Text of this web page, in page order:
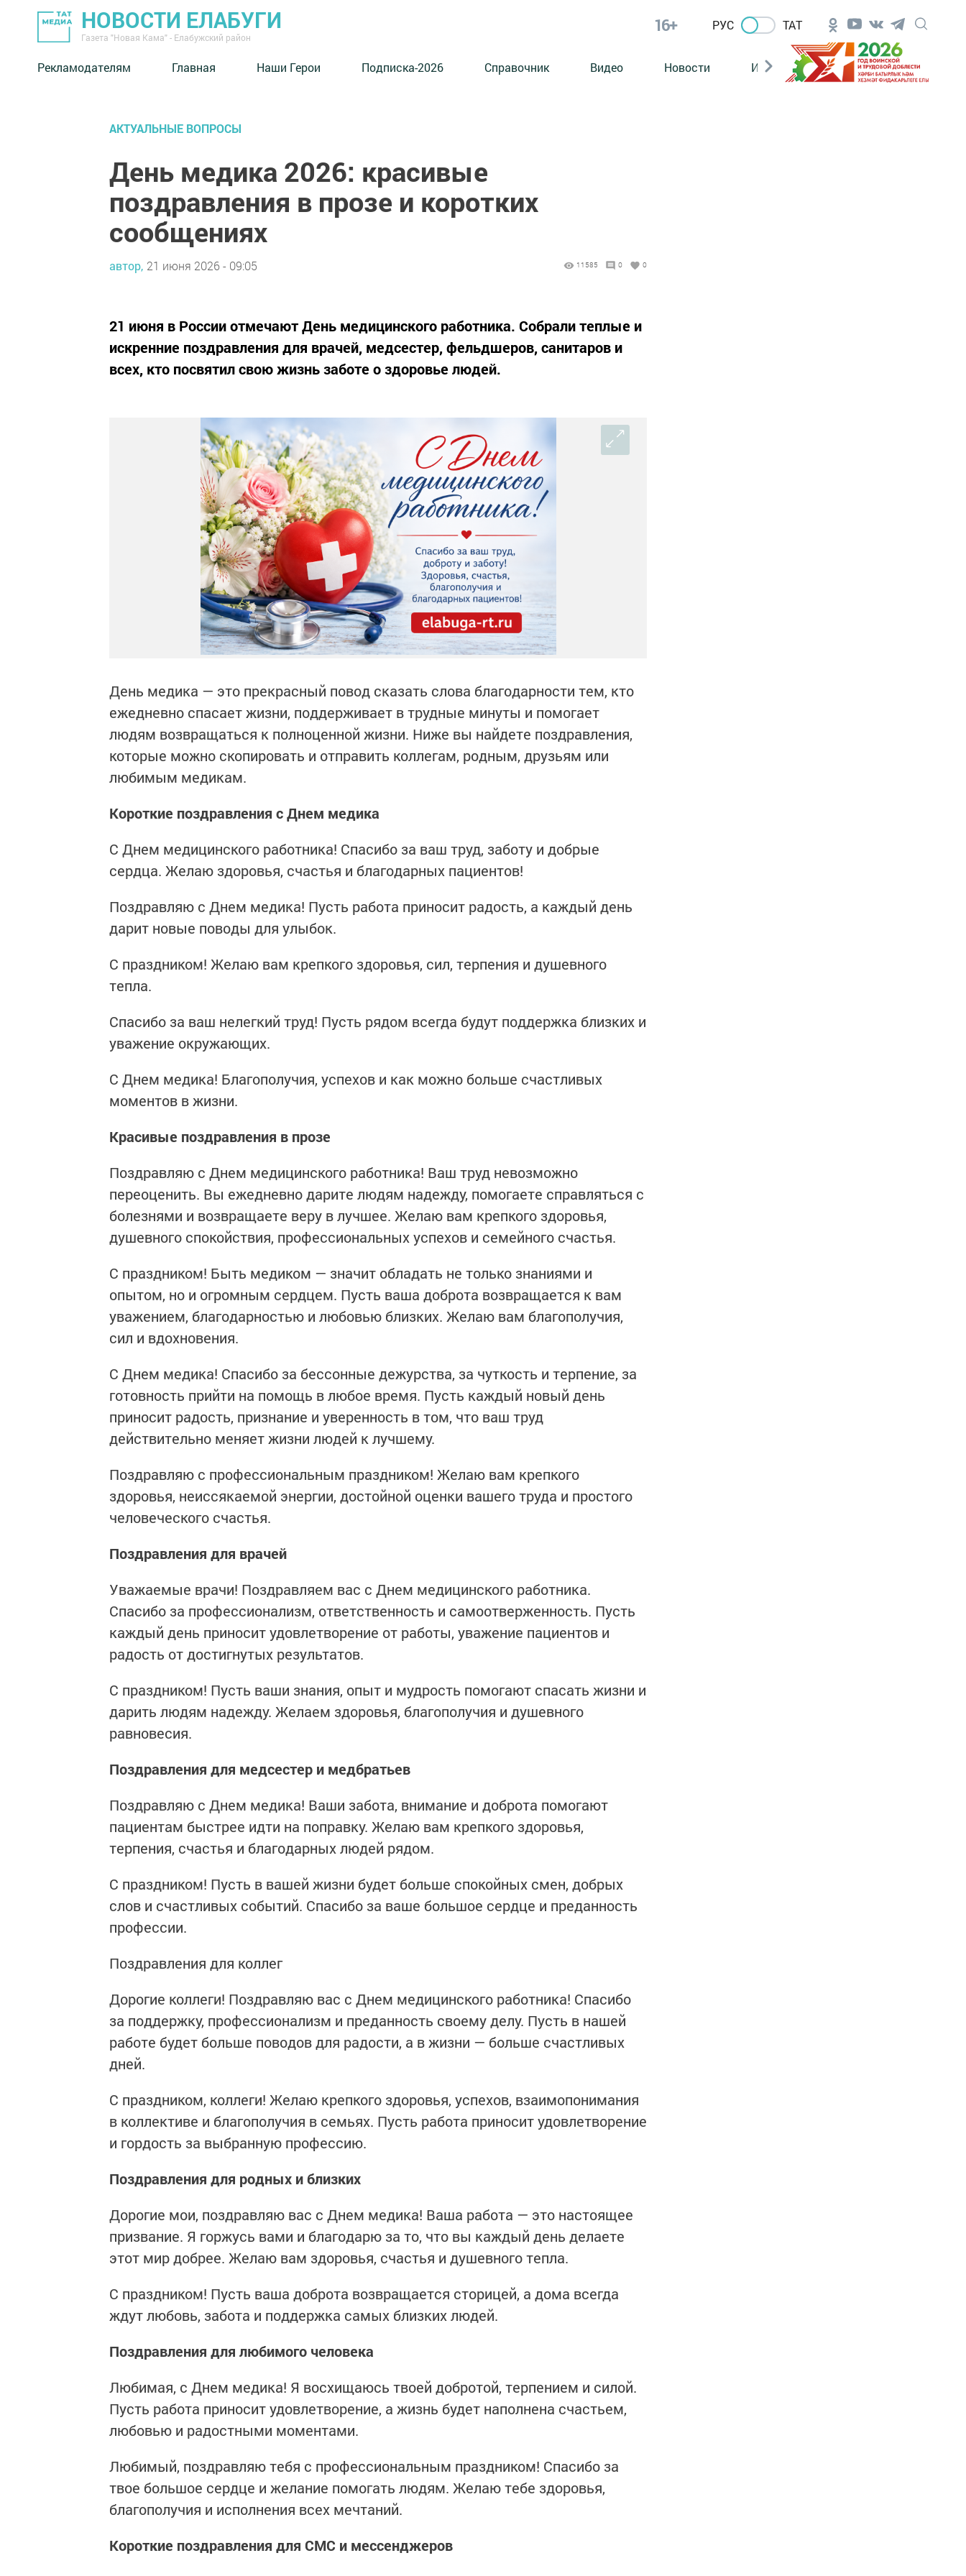
НОВОСТИ ЕЛАБУГИ
Газета "Новая Кама" - Елабужский район
16+ РУС ТАТ
Рекламодателям Главная Наши Герои Подписка-2026 Справочник Видео Новости Из зала суда
АКТУАЛЬНЫЕ ВОПРОСЫ
День медика 2026: красивые
поздравления в прозе и коротких
сообщениях
автор, 21 июня 2026 - 09:05 11585 0 0
21 июня в России отмечают День медицинского работника. Собрали теплые и
искренние поздравления для врачей, медсестер, фельдшеров, санитаров и
всех, кто посвятил свою жизнь заботе о здоровье людей.
День медика — это прекрасный повод сказать слова благодарности тем, кто
ежедневно спасает жизни, поддерживает в трудные минуты и помогает
людям возвращаться к полноценной жизни. Ниже вы найдете поздравления,
которые можно скопировать и отправить коллегам, родным, друзьям или
любимым медикам.
Короткие поздравления с Днем медика
С Днем медицинского работника! Спасибо за ваш труд, заботу и добрые
сердца. Желаю здоровья, счастья и благодарных пациентов!
Поздравляю с Днем медика! Пусть работа приносит радость, а каждый день
дарит новые поводы для улыбок.
С праздником! Желаю вам крепкого здоровья, сил, терпения и душевного
тепла.
Спасибо за ваш нелегкий труд! Пусть рядом всегда будут поддержка близких и
уважение окружающих.
С Днем медика! Благополучия, успехов и как можно больше счастливых
моментов в жизни.
Красивые поздравления в прозе
Поздравляю с Днем медицинского работника! Ваш труд невозможно
переоценить. Вы ежедневно дарите людям надежду, помогаете справляться с
болезнями и возвращаете веру в лучшее. Желаю вам крепкого здоровья,
душевного спокойствия, профессиональных успехов и семейного счастья.
С праздником! Быть медиком — значит обладать не только знаниями и
опытом, но и огромным сердцем. Пусть ваша доброта возвращается к вам
уважением, благодарностью и любовью близких. Желаю вам благополучия,
сил и вдохновения.
С Днем медика! Спасибо за бессонные дежурства, за чуткость и терпение, за
готовность прийти на помощь в любое время. Пусть каждый новый день
приносит радость, признание и уверенность в том, что ваш труд
действительно меняет жизни людей к лучшему.
Поздравляю с профессиональным праздником! Желаю вам крепкого
здоровья, неиссякаемой энергии, достойной оценки вашего труда и простого
человеческого счастья.
Поздравления для врачей
Уважаемые врачи! Поздравляем вас с Днем медицинского работника.
Спасибо за профессионализм, ответственность и самоотверженность. Пусть
каждый день приносит удовлетворение от работы, уважение пациентов и
радость от достигнутых результатов.
С праздником! Пусть ваши знания, опыт и мудрость помогают спасать жизни и
дарить людям надежду. Желаем здоровья, благополучия и душевного
равновесия.
Поздравления для медсестер и медбратьев
Поздравляю с Днем медика! Ваши забота, внимание и доброта помогают
пациентам быстрее идти на поправку. Желаю вам крепкого здоровья,
терпения, счастья и благодарных людей рядом.
С праздником! Пусть в вашей жизни будет больше спокойных смен, добрых
слов и счастливых событий. Спасибо за ваше большое сердце и преданность
профессии.
Поздравления для коллег
Дорогие коллеги! Поздравляю вас с Днем медицинского работника! Спасибо
за поддержку, профессионализм и преданность своему делу. Пусть в нашей
работе будет больше поводов для радости, а в жизни — больше счастливых
дней.
С праздником, коллеги! Желаю крепкого здоровья, успехов, взаимопонимания
в коллективе и благополучия в семьях. Пусть работа приносит удовлетворение
и гордость за выбранную профессию.
Поздравления для родных и близких
Дорогие мои, поздравляю вас с Днем медика! Ваша работа — это настоящее
призвание. Я горжусь вами и благодарю за то, что вы каждый день делаете
этот мир добрее. Желаю вам здоровья, счастья и душевного тепла.
С праздником! Пусть ваша доброта возвращается сторицей, а дома всегда
ждут любовь, забота и поддержка самых близких людей.
Поздравления для любимого человека
Любимая, с Днем медика! Я восхищаюсь твоей добротой, терпением и силой.
Пусть работа приносит удовлетворение, а жизнь будет наполнена счастьем,
любовью и радостными моментами.
Любимый, поздравляю тебя с профессиональным праздником! Спасибо за
твое большое сердце и желание помогать людям. Желаю тебе здоровья,
благополучия и исполнения всех мечтаний.
Короткие поздравления для СМС и мессенджеров